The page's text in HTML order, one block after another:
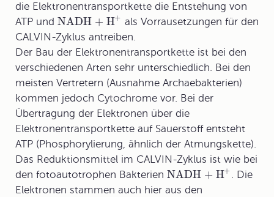
die Elektronentransportkette die Entstehung von
ATP und NADH + H+ als Vorrausetzungen für den
CALVIN-Zyklus antreiben.
Der Bau der Elektronentransportkette ist bei den
verschiedenen Arten sehr unterschiedlich. Bei den
meisten Vertretern (Ausnahme Archaebakterien)
kommen jedoch Cytochrome vor. Bei der
Übertragung der Elektronen über die
Elektronentransportkette auf Sauerstoff entsteht
ATP (Phosphorylierung, ähnlich der Atmungskette).
Das Reduktionsmittel im CALVIN-Zyklus ist wie bei
den fotoautotrophen Bakterien NADH + H+ . Die
Elektronen stammen auch hier aus den